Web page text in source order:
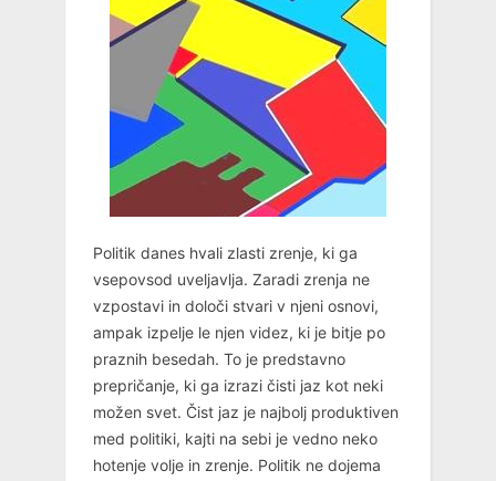
Politik danes hvali zlasti zrenje, ki ga
vsepovsod uveljavlja. Zaradi zrenja ne
vzpostavi in določi stvari v njeni osnovi,
ampak izpelje le njen videz, ki je bitje po
praznih besedah. To je predstavno
prepričanje, ki ga izrazi čisti jaz kot neki
možen svet. Čist jaz je najbolj produktiven
med politiki, kajti na sebi je vedno neko
hotenje volje in zrenje. Politik ne dojema